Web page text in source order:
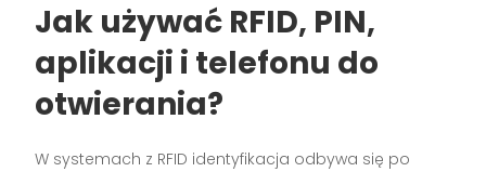
Jak używać RFID, PIN,
aplikacji i telefonu do
otwierania?
W systemach z RFID identyfikacja odbywa się po